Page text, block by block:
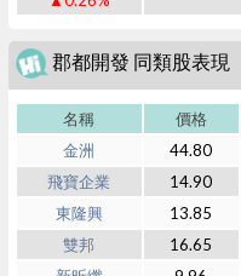
郡都開發 同類股表現
名稱 價格
金洲
44.80
飛寶企業
14.90
東隆興
13.85
雙邦
16.65